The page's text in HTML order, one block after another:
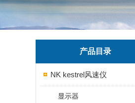
产品目录
NK kestrel风速仪
显示器